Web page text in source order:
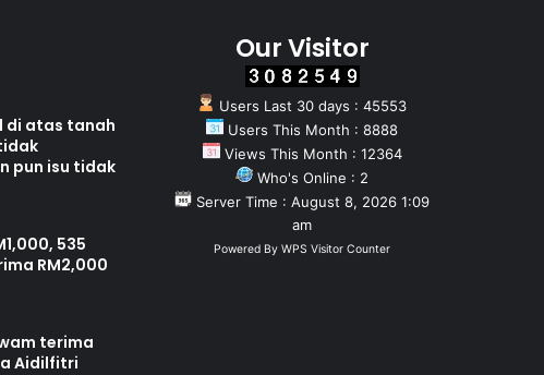
di atas tanah
pun isu tidak
535
RM2,000
terima
Aidilfitri
Our Visitor
Users Last 30 days : 45553
Users This Month : 8888
Views This Month : 12364
Who's Online : 2
Server Time : August 8, 2026 1:09
am
Powered By WPS Visitor Counter